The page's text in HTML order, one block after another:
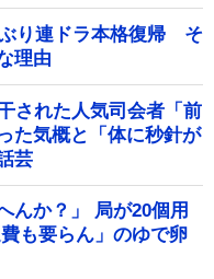
り連ドラ本格復帰 そ
理由
された人気司会者「前
た気概と「体に秒針が
芸
んか？」 局が20個用
も要らん」のゆで卵